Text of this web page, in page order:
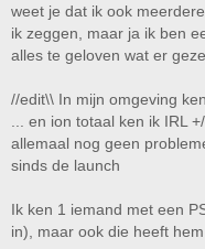
weet je dat ik ook
ik zeggen, maar ja ik ben
alles te geloven wat er
//edit\\ In mijn omgeving
... en ion totaal ken ik IRL
allemaal nog geen
sinds de launch
Ik ken 1 iemand met een
in), maar ook die heeft